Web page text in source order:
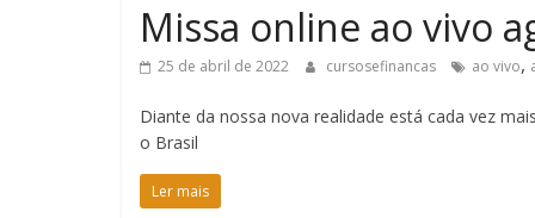
Missa online ao vivo
25 de abril de 2022 cursosefinancas ao vivo,
Diante da nossa nova realidade está cada vez
o Brasil
Ler mais